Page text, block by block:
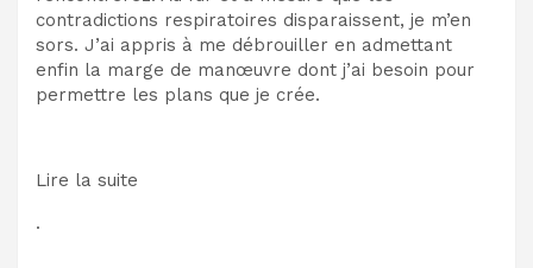
contradictions respiratoires disparaissent, je m’en
sors. J’ai appris à me débrouiller en admettant
enfin la marge de manœuvre dont j’ai besoin pour
permettre les plans que je crée.
Lire la suite
.